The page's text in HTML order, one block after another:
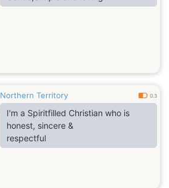
Northern Territory 0.3
I'm a Spiritfilled Christian who is
honest, sincere &
respectful